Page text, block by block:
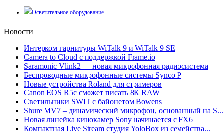
Осветительное оборудование
Новости
Интерком гарнитуры WiTalk 9 и WiTalk 9 SE
Camera to Cloud с поддержкой Frame.io
Saramonic Vlink2 — новая микрофонная радиосистема
Беспроводные микрофонные системы Synco P
Новые устройства Roland для стримеров
Canon EOS R5c сможет писать 8К RAW
Светильники SWIT с байонетом Bowens
Shure MV7 – динамический микрофон, основанный на S...
Новая линейка кинокамер Sony начинается с FX6
Компактная Live Stream студия YoloBox из семейства...